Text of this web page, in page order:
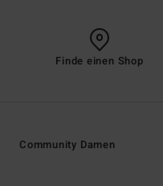
Finde einen Shop
Community Damen